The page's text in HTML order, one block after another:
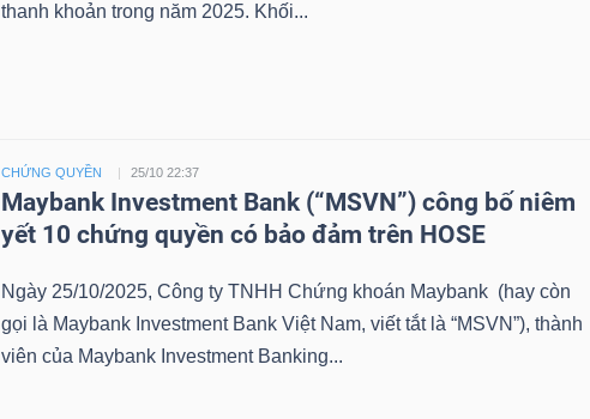
thanh khoản trong năm 2025. Khối...
CHỨNG QUYỀN 25/10 22:37
Maybank Investment Bank (“MSVN”) công bố niêm
yết 10 chứng quyền có bảo đảm trên HOSE
Ngày 25/10/2025, Công ty TNHH Chứng khoán Maybank (hay còn
gọi là Maybank Investment Bank Việt Nam, viết tắt là “MSVN”), thành
viên của Maybank Investment Banking...